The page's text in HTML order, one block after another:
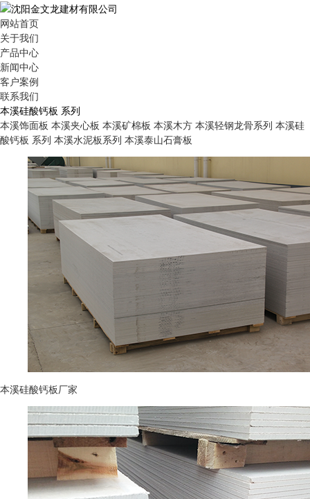
网站首页
关于我们
产品中心
新闻中心
客户案例
联系我们
本溪硅酸钙板 系列
本溪饰面板 本溪夹心板 本溪矿棉板 本溪木方 本溪轻钢龙骨系列 本溪硅
酸钙板 系列 本溪水泥板系列 本溪泰山石膏板
本溪硅酸钙板厂家